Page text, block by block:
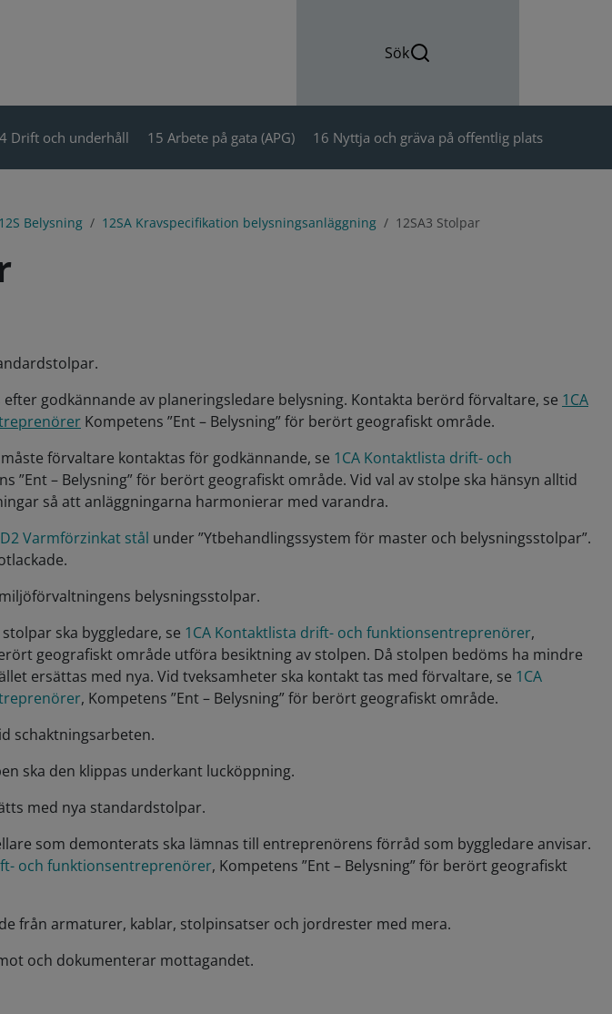
Sök
Drift och underhåll 15 Arbete på gata (APG) 16 Nyttja och gräva på offentlig plats
12S Belysning 12SA Kravspecifikation belysningsanläggning 12SA3 Stolpar
godkännande av planeringsledare belysning. Kontakta berörd förvaltare, se 1CA
Kompetens ”Ent – Belysning” för berört geografiskt område.
förvaltare kontaktas för godkännande, se 1CA Kontaktlista drift- och
”Ent – Belysning” för berört geografiskt område. Vid val av stolpe ska hänsyn alltid
så att anläggningarna harmonierar med varandra.
Varmförzinkat stål under ”Ytbehandlingssystem för master och belysningsstolpar”.
belysningsstolpar.
ska byggledare, se 1CA Kontaktlista drift- och funktionsentreprenörer,
geografiskt område utföra besiktning av stolpen. Då stolpen bedöms ha mindre
ersättas med nya. Vid tveksamheter ska kontakt tas med förvaltare, se 1CA
, Kompetens ”Ent – Belysning” för berört geografiskt område.
schaktningsarbeten.
ska den klippas underkant lucköppning.
med nya standardstolpar.
som demonterats ska lämnas till entreprenörens förråd som byggledare anvisar.
och funktionsentreprenörer, Kompetens ”Ent – Belysning” för berört geografiskt
från armaturer, kablar, stolpinsatser och jordrester med mera.
och dokumenterar mottagandet.